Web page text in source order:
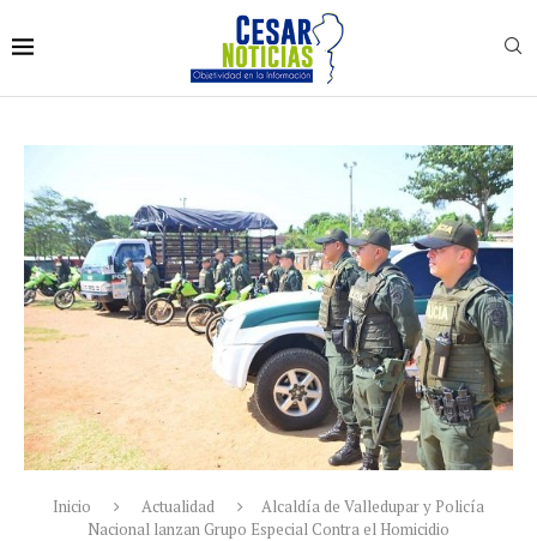
Inicio Actualidad
Alcaldía de Valledupar y Policía
Nacional lanzan Grupo Especial Contra el Homicidio